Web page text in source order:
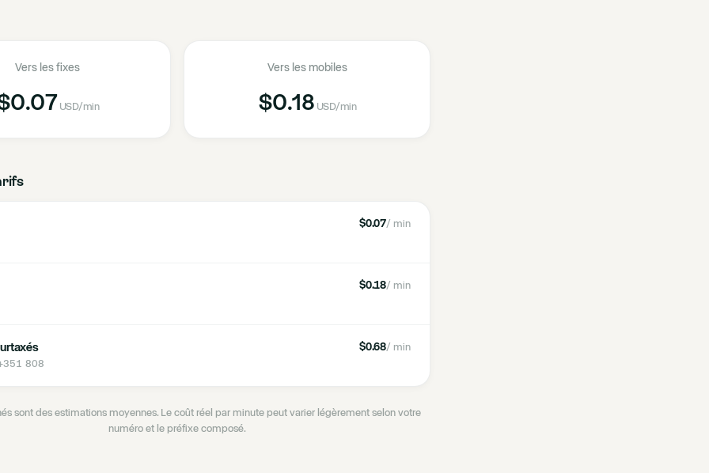
Vers les fixes
USD/min
Vers les mobiles
$0.18 USD/min
$0.07/ min
$0.18/ min
808
$0.68/ min
sont des estimations moyennes. Le coût réel par minute peut varier légèrement selon votre
numéro et le préfixe composé.